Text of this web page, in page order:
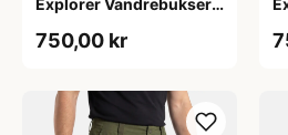
Explorer Vandrebukser,
750,00 kr